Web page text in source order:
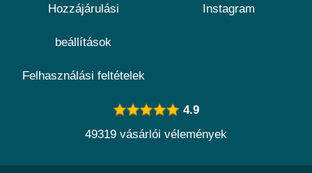
Hozzájárulási
beállítások
Felhasználási feltételek
Instagram
4.9
49319 vásárlói vélemények